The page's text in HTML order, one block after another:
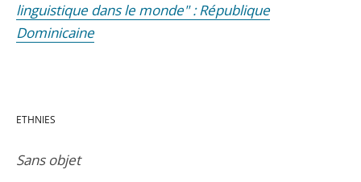
linguistique dans le monde" : République
Dominicaine
ETHNIES
Sans objet